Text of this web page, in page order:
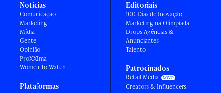
Notícias
Comunicação
Marketing
Mídia
Gente
Opinião
ProXXIma
Women To Watch
Plataformas
Editoriais
100 Dias de Inovação
Marketing na Olimpíada
Drops Agências &
Anunciantes
Talento
Patrocinados
Retail Media
Creators & Influencers